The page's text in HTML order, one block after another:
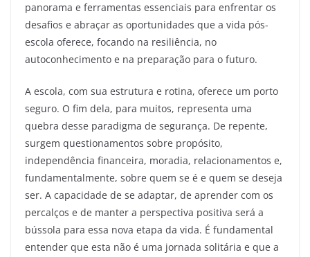
panorama e ferramentas essenciais para enfrentar os
desafios e abraçar as oportunidades que a vida pós-
escola oferece, focando na resiliência, no
autoconhecimento e na preparação para o futuro.
A escola, com sua estrutura e rotina, oferece um porto
seguro. O fim dela, para muitos, representa uma
quebra desse paradigma de segurança. De repente,
surgem questionamentos sobre propósito,
independência financeira, moradia, relacionamentos e,
fundamentalmente, sobre quem se é e quem se deseja
ser. A capacidade de se adaptar, de aprender com os
percalços e de manter a perspectiva positiva será a
bússola para essa nova etapa da vida. É fundamental
entender que esta não é uma jornada solitária e que a